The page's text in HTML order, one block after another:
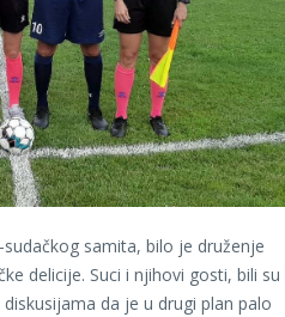
samita, bilo je druženje
delicije. Suci i njihovi gosti, bili su
da je u drugi plan palo